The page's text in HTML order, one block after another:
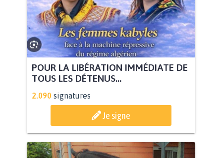
POUR LA LIBÉRATION IMMÉDIATE DE
TOUS LES DÉTENUS...
2.090 signatures
Je signe